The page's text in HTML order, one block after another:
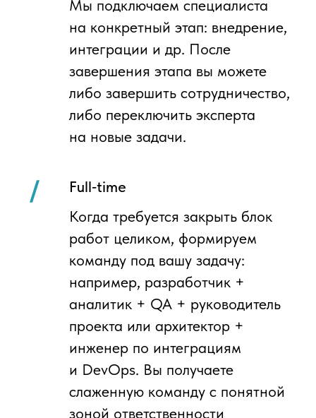
стека с особой глубиной в 1С-разработке,
на российском и международном рынках,
в отличие от общих площадок подбора
и медленного корпоративного найма,
благодаря уникальной концентрации
экспертов, а также собственной системе
технической сертификации специалистов
1С. Входит в группу компаний Programming